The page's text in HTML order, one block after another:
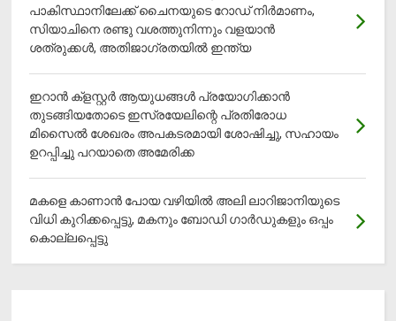
പാകിസ്ഥാനിലേക്ക് ചൈനയുടെ റോഡ് നിർമാണം,
സിയാചിനെ രണ്ടു വശത്തുനിന്നും വളയാൻ
ശത്രുക്കൾ, അതിജാ​ഗ്രതയിൽ ഇന്ത്യ
ഇറാന്‍ ക്‌ളസ്റ്റര്‍ ആയുധങ്ങള്‍ പ്രയോഗിക്കാന്‍
തുടങ്ങിയതോടെ ഇസ്രയേലിന്റെ പ്രതിരോധ
മിസൈല്‍ ശേഖരം അപകടരമായി ശോഷിച്ചു, സഹായം
ഉറപ്പിച്ചു പറയാതെ അമേരിക്ക
മകളെ കാണാന്‍ പോയ വഴിയില്‍ അലി ലാറിജാനിയുടെ
വിധി കുറിക്കപ്പെട്ടു, മകനും ബോഡി ഗാര്‍ഡുകളും ഒപ്പം
കൊല്ലപ്പെട്ടു